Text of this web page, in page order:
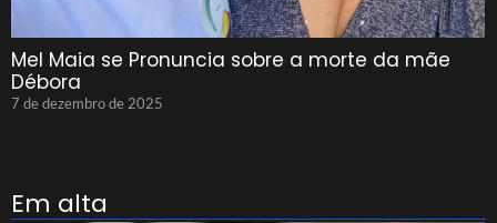
Mel Maia se Pronuncia sobre a morte da mãe
Débora
7 de dezembro de 2025
Em alta